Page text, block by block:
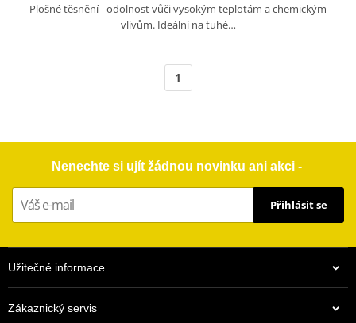
Plošné těsnění - odolnost vůči vysokým teplotám a chemickým
vlivům. Ideální na tuhé…
1
Nenechte si ujít žádnou novinku ani akci -
Přihlásit se
Užitečné informace
Zákaznický servis